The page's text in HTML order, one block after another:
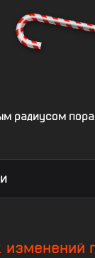
радиусом
изменений